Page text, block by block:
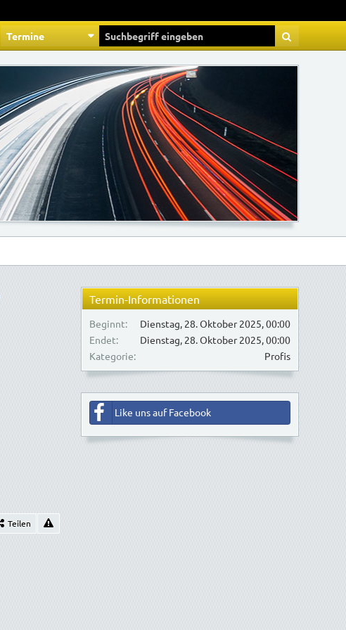
Termine
Teilen
Termin-Informationen
Beginnt
Dienstag, 28. Oktober 2025, 00:00
Endet
Dienstag, 28. Oktober 2025, 00:00
Kategorie
Profis
Like uns auf Facebook